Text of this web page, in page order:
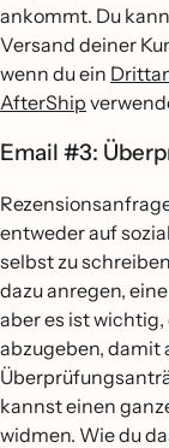
ankommt. Du
Versand deiner
wenn du ein
AfterShip
Email #3:
entweder auf
selbst zu
dazu anregen,
aber es ist
abzugeben, damit
kannst einen
widmen. Wie du